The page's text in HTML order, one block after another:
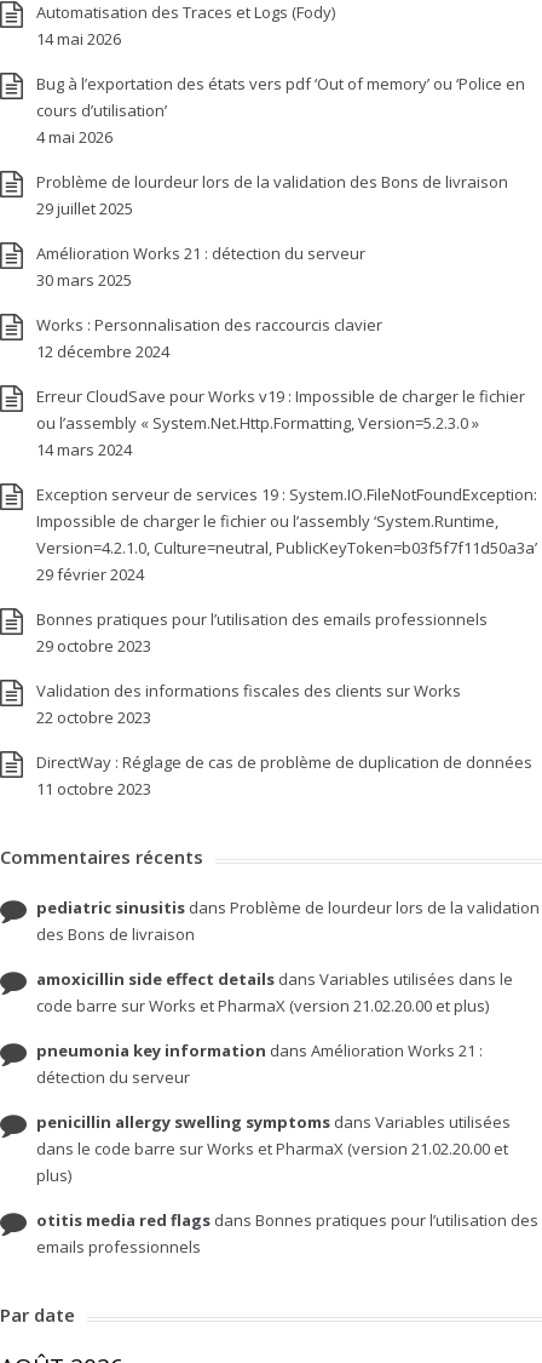
Automatisation des Traces et Logs (Fody)
14 mai 2026
Bug à l’exportation des états vers pdf ‘Out of memory’ ou ‘Police en
cours d’utilisation’
4 mai 2026
Problème de lourdeur lors de la validation des Bons de livraison
29 juillet 2025
Amélioration Works 21 : détection du serveur
30 mars 2025
Works : Personnalisation des raccourcis clavier
12 décembre 2024
Erreur CloudSave pour Works v19 : Impossible de charger le fichier
ou l’assembly « System.Net.Http.Formatting, Version=5.2.3.0 »
14 mars 2024
Exception serveur de services 19 : System.IO.FileNotFoundException:
Impossible de charger le fichier ou l’assembly ‘System.Runtime,
Version=4.2.1.0, Culture=neutral, PublicKeyToken=b03f5f7f11d50a3a’
29 février 2024
Bonnes pratiques pour l’utilisation des emails professionnels
29 octobre 2023
Validation des informations fiscales des clients sur Works
22 octobre 2023
DirectWay : Réglage de cas de problème de duplication de données
11 octobre 2023
Commentaires récents
pediatric sinusitis dans Problème de lourdeur lors de la validation
des Bons de livraison
amoxicillin side effect details dans Variables utilisées dans le
code barre sur Works et PharmaX (version 21.02.20.00 et plus)
pneumonia key information dans Amélioration Works 21 :
détection du serveur
penicillin allergy swelling symptoms dans Variables utilisées
dans le code barre sur Works et PharmaX (version 21.02.20.00 et
plus)
otitis media red flags dans Bonnes pratiques pour l’utilisation des
emails professionnels
Par date